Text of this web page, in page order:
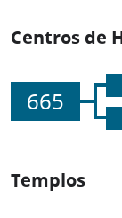
Centros de
665
Templos